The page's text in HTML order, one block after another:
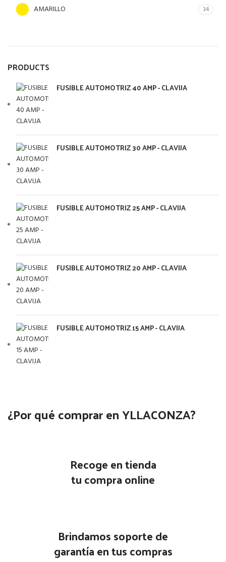
AMARILLO 34
PRODUCTS
FUSIBLE AUTOMOTRIZ 40 AMP - CLAVIJA
FUSIBLE AUTOMOTRIZ 30 AMP - CLAVIJA
FUSIBLE AUTOMOTRIZ 25 AMP - CLAVIJA
FUSIBLE AUTOMOTRIZ 20 AMP - CLAVIJA
FUSIBLE AUTOMOTRIZ 15 AMP - CLAVIJA
¿Por qué comprar en YLLACONZA?
Recoge en tienda
tu compra online
Brindamos soporte de
garantía en tus compras